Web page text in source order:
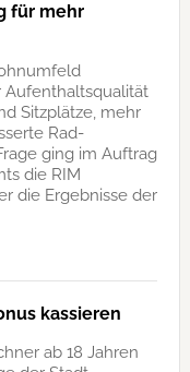
für mehr
Aufenthaltsqualität
Sitzplätze, mehr
Rad-
ging im Auftrag
die RIM
die Ergebnisse der
kassieren
ab 18 Jahren